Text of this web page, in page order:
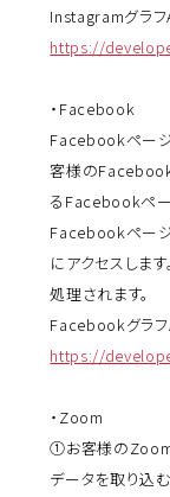
Instagramグラフ
https://
・Facebook
Facebookページ
客様の
るFacebookペ
Facebookペー
にアクセスしま
処理されます。
Facebookグラフ
https://
・Zoom
①お客様のZoom
データを取り込